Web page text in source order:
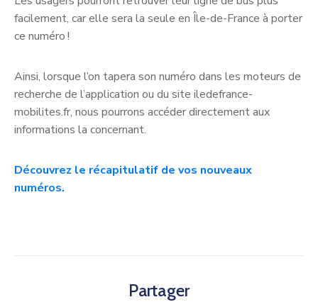
facilement, car elle sera la seule en Île-de-France à porter
ce numéro !
Ainsi, lorsque l’on tapera son numéro dans les moteurs de
recherche de l’application ou du site iledefrance-
mobilites.fr, nous pourrons accéder directement aux
informations la concernant.
Découvrez le récapitulatif de vos nouveaux
numéros.
Partager